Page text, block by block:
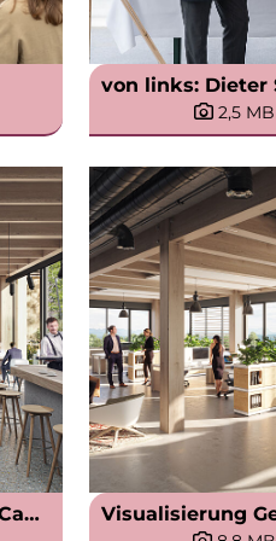
2,5 MB
Visualisierung Gewerbe-Campus Foyer Timber Factory in München Moosach